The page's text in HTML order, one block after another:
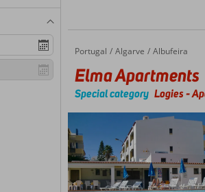
Home
Portugal Algarve Albufeira
Elma Apartments
Elma Apartments
Special category Logies-